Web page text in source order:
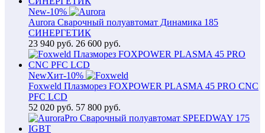
New-10%
Aurora Сварочный полуавтомат Динамика 185
СИНЕРГЕТИК
23 940 руб. 26 600 руб.
NewХит-10%
Foxweld Плазморез FOXPOWER PLASMA 45 PRO CNC
PFC LCD
52 020 руб. 57 800 руб.